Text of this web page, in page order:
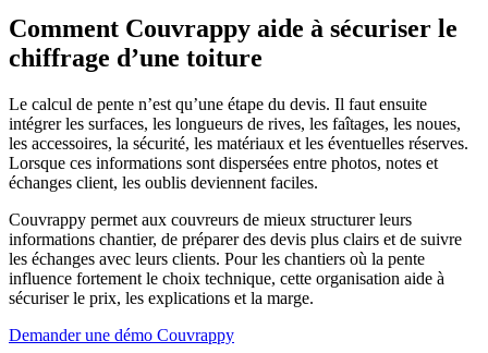
Comment Couvrappy aide à sécuriser le
chiffrage d’une toiture
Le calcul de pente n’est qu’une étape du devis. Il faut ensuite
intégrer les surfaces, les longueurs de rives, les faîtages, les noues,
les accessoires, la sécurité, les matériaux et les éventuelles réserves.
Lorsque ces informations sont dispersées entre photos, notes et
échanges client, les oublis deviennent faciles.
Couvrappy permet aux couvreurs de mieux structurer leurs
informations chantier, de préparer des devis plus clairs et de suivre
les échanges avec leurs clients. Pour les chantiers où la pente
influence fortement le choix technique, cette organisation aide à
sécuriser le prix, les explications et la marge.
Demander une démo Couvrappy